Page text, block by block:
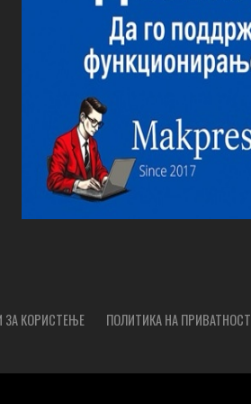
ЗА КОРИСТЕЊЕ ПОЛИТИКА НА ПРИВАТНОСТ